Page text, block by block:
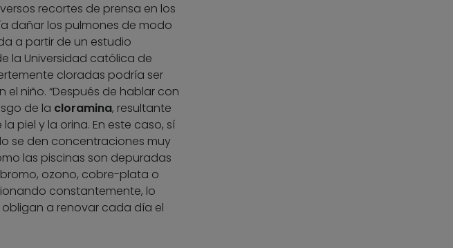
recortes de prensa en los
dañar los pulmones de modo
a partir de un estudio
la Universidad católica de
cloradas podría ser
niño. “Después de hablar con
de la cloramina, resultante
piel y la orina. En este caso, sí
se den concentraciones muy
las piscinas son depuradas
ozono, cobre-plata o
constantemente, lo
a renovar cada día el